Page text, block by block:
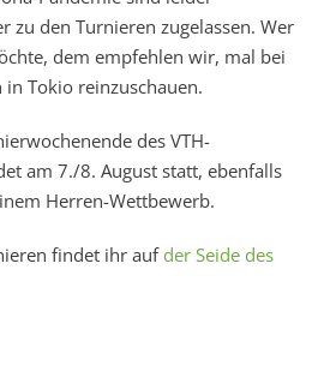
zu den Turnieren zugelassen. Wer
dem empfehlen wir, mal bei
Tokio reinzuschauen.
des VTH-
am 7./8. August statt, ebenfalls
Herren-Wettbewerb.
findet ihr auf der Seide des